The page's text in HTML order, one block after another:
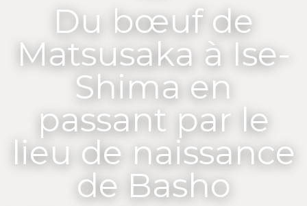
Du bœuf de
Matsusaka à Ise-
Shima en
passant par le
lieu de naissance
de Basho